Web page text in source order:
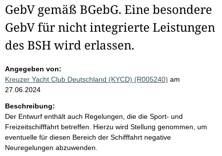
GebV gemäß BGebG. Eine besondere
GebV für nicht integrierte Leistungen
des BSH wird erlassen.
Angegeben von:
Kreuzer Yacht Club Deutschland (KYCD) (R005240) am
27.06.2024
Beschreibung:
Der Entwurf enthält auch Regelungen, die die Sport- und
Freizeitschifffahrt betreffen. Hierzu wird Stellung genommen, um
eventuelle für diesen Bereich der Schifffahrt negative
Neuregelungen abzuwenden.